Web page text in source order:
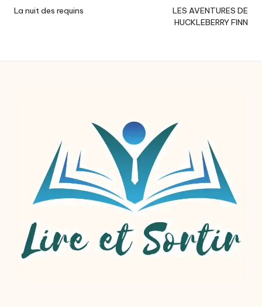
navigation
La nuit des requins
LES AVENTURES DE
HUCKLEBERRY FINN